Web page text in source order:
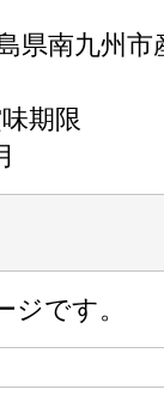
県南九州市
期限
です。